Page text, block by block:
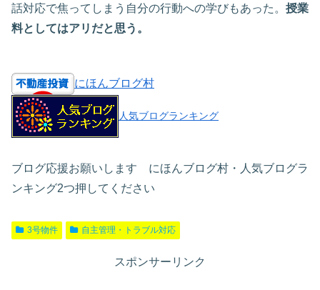
話対応で焦ってしまう自分の行動への学びもあった。 授業
料としてはアリだと思う。
にほんブログ村
人気ブログランキング
ブログ応援お願いします にほんブログ村・人気ブログラ
ンキング2つ押してください
3号物件 自主管理・トラブル対応
スポンサーリンク